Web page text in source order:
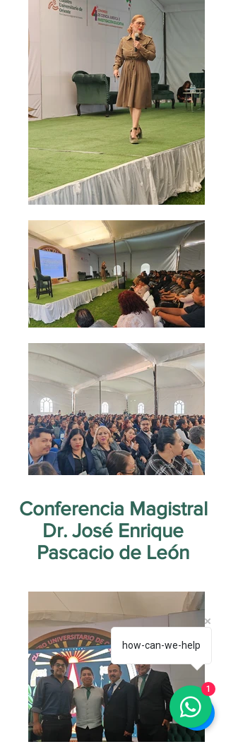
Conferencia Magistral
Dr. José Enrique
Pascacio de León
how-can-we-help
1